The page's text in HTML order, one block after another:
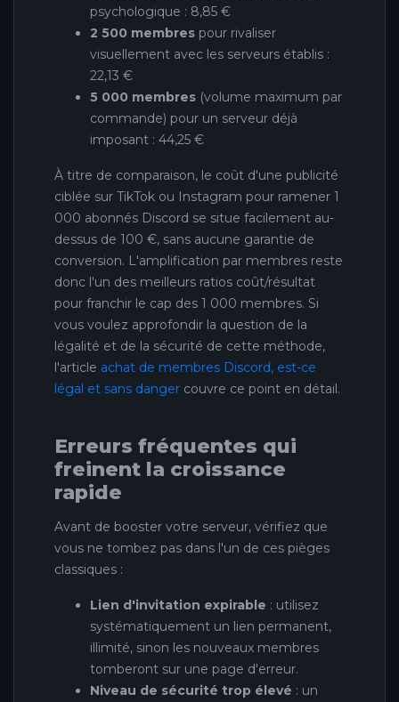
psychologique : 8,85 €
2 500 membres pour rivaliser
visuellement avec les serveurs établis :
22,13 €
5 000 membres (volume maximum par
commande) pour un serveur déjà
imposant : 44,25 €
À titre de comparaison, le coût d'une publicité
ciblée sur TikTok ou Instagram pour ramener 1
000 abonnés Discord se situe facilement au-
dessus de 100 €, sans aucune garantie de
conversion. L'amplification par membres reste
donc l'un des meilleurs ratios coût/résultat
pour franchir le cap des 1 000 membres. Si
vous voulez approfondir la question de la
légalité et de la sécurité de cette méthode,
l'article achat de membres Discord, est-ce
légal et sans danger couvre ce point en détail.
Erreurs fréquentes qui
freinent la croissance
rapide
Avant de booster votre serveur, vérifiez que
vous ne tombez pas dans l'un de ces pièges
classiques :
Lien d'invitation expirable : utilisez
systématiquement un lien permanent,
illimité, sinon les nouveaux membres
tomberont sur une page d'erreur.
Niveau de sécurité trop élevé : un